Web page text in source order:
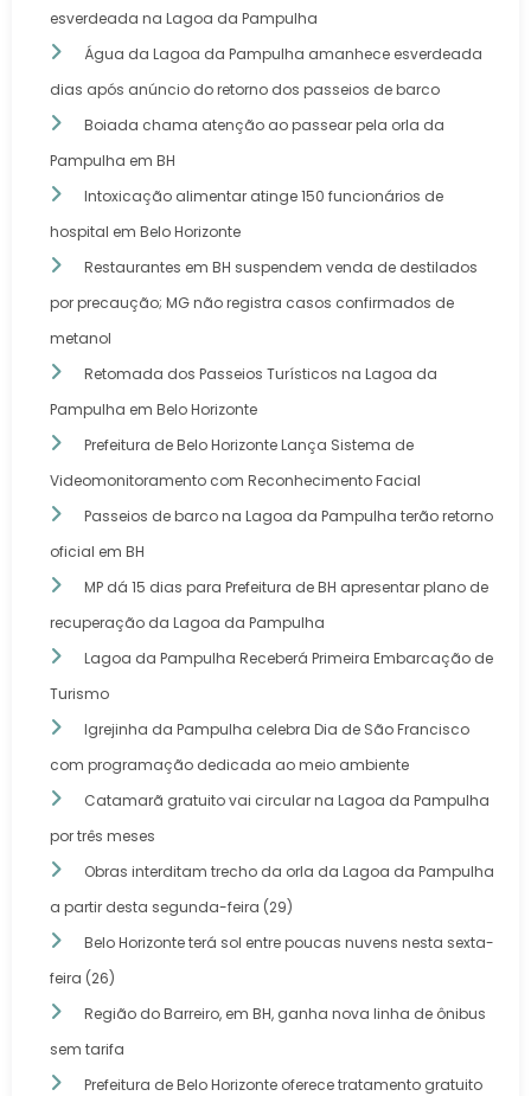
esverdeada na Lagoa da Pampulha
Água da Lagoa da Pampulha amanhece esverdeada
dias após anúncio do retorno dos passeios de barco
Boiada chama atenção ao passear pela orla da
Pampulha em BH
Intoxicação alimentar atinge 150 funcionários de
hospital em Belo Horizonte
Restaurantes em BH suspendem venda de destilados
por precaução; MG não registra casos confirmados de
metanol
Retomada dos Passeios Turísticos na Lagoa da
Pampulha em Belo Horizonte
Prefeitura de Belo Horizonte Lança Sistema de
Videomonitoramento com Reconhecimento Facial
Passeios de barco na Lagoa da Pampulha terão retorno
oficial em BH
MP dá 15 dias para Prefeitura de BH apresentar plano de
recuperação da Lagoa da Pampulha
Lagoa da Pampulha Receberá Primeira Embarcação de
Turismo
Igrejinha da Pampulha celebra Dia de São Francisco
com programação dedicada ao meio ambiente
Catamarã gratuito vai circular na Lagoa da Pampulha
por três meses
Obras interditam trecho da orla da Lagoa da Pampulha
a partir desta segunda-feira (29)
Belo Horizonte terá sol entre poucas nuvens nesta sexta-
feira (26)
Região do Barreiro, em BH, ganha nova linha de ônibus
sem tarifa
Prefeitura de Belo Horizonte oferece tratamento gratuito